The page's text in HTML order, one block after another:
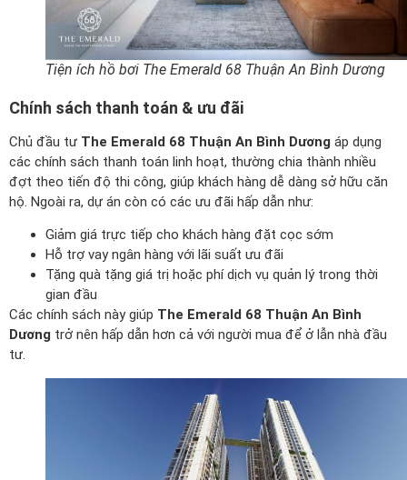
Tiện ích hồ bơi The Emerald 68 Thuận An Bình Dương
Chính sách thanh toán & ưu đãi
Chủ đầu tư The Emerald 68 Thuận An Bình Dương áp dụng
các chính sách thanh toán linh hoạt, thường chia thành nhiều
đợt theo tiến độ thi công, giúp khách hàng dễ dàng sở hữu căn
hộ. Ngoài ra, dự án còn có các ưu đãi hấp dẫn như:
Giảm giá trực tiếp cho khách hàng đặt cọc sớm
Hỗ trợ vay ngân hàng với lãi suất ưu đãi
Tặng quà tặng giá trị hoặc phí dịch vụ quản lý trong thời
gian đầu
Các chính sách này giúp The Emerald 68 Thuận An Bình
Dương trở nên hấp dẫn hơn cả với người mua để ở lẫn nhà đầu
tư.